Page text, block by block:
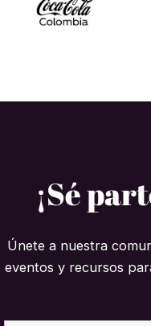
¡Sé
Únete a nuestra
eventos y recursos